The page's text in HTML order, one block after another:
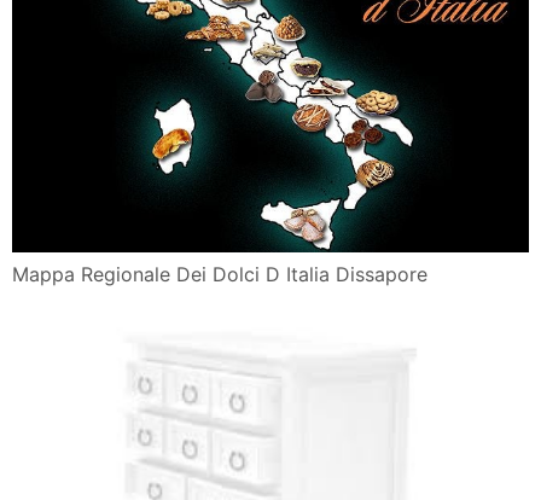
Mappa Regionale Dei Dolci D Italia Dissapore